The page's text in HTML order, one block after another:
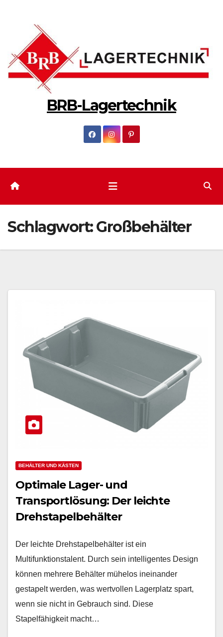
BRB-Lagertechnik
Schlagwort:Großbehälter
BEHÄLTER UND KÄSTEN
Optimale Lager- und
Transportlösung: Der leichte
Drehstapelbehälter
Der leichte Drehstapelbehälter ist ein
Multifunktionstalent. Durch sein intelligentes Design
können mehrere Behälter mühelos ineinander
gestapelt werden, was wertvollen Lagerplatz spart,
wenn sie nicht in Gebrauch sind. Diese
Stapelfähigkeit macht…